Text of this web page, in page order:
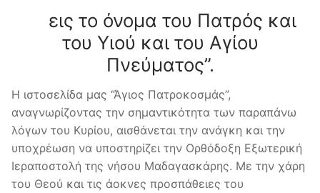
εις το όνομα του Πατρός και
του Υιού και του Αγίου
Πνεύματος”.
Η ιστοσελίδα μας “Άγιος Πατροκοσμάς”,
αναγνωρίζοντας την σημαντικότητα των παραπάνω
λόγων του Κυρίου, αισθάνεται την ανάγκη και την
υποχρέωση να υποστηρίζει την Ορθόδοξη Εξωτερική
Ιεραποστολή της νήσου Μαδαγασκάρης. Με την χάρη
του Θεού και τις άοκνες προσπάθειες του